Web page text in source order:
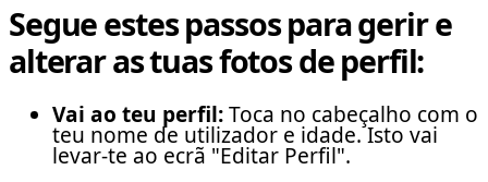
Segue estes passos para gerir e
alterar as tuas fotos de perfil:
Vai ao teu perfil:Toca no cabeçalho com o
teu nome de utilizador e idade. Isto vai
levar-te ao ecrã "Editar Perfil".